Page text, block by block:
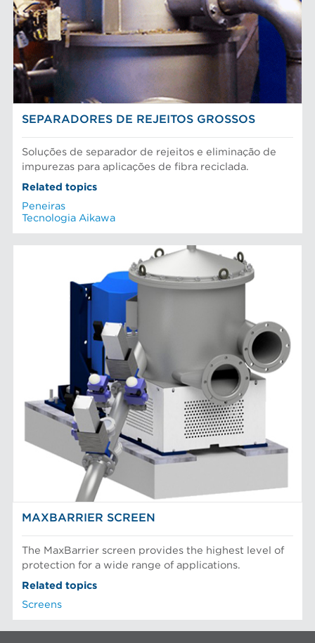
SEPARADORES DE REJEITOS GROSSOS
Soluções de separador de rejeitos e eliminação de
impurezas para aplicações de fibra reciclada.
Related topics
Peneiras
Tecnologia Aikawa
MAXBARRIER SCREEN
The MaxBarrier screen provides the highest level of
protection for a wide range of applications.
Related topics
Screens